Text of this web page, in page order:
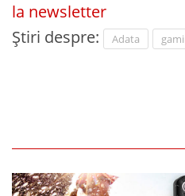
la newsletter
Știri despre:
Adata